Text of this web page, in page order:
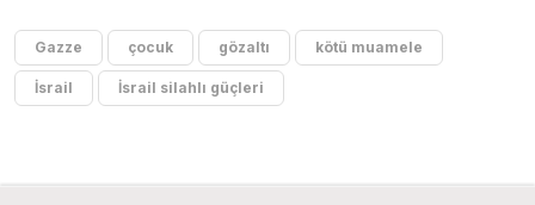
Gazze çocuk gözaltı kötü muamele
İsrail İsrail silahlı güçleri